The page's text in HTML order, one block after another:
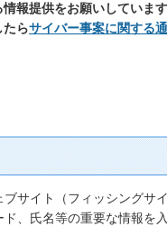
報提供をお願いしています
たらサイバー事案に関する
サイト（フィッシングサ
、氏名等の重要な情報を